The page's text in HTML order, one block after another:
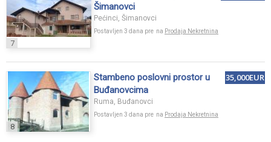
7
Šimanovci
Pećinci, Šimanovci
Postavljen 3 dana pre na Prodaja Nekretnina
8
Stambeno poslovni prostor u
Buđanovcima
Ruma, Buđanovci
Postavljen 3 dana pre na Prodaja Nekretnina
35,000EUR